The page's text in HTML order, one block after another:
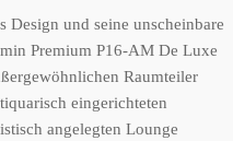
Design und seine unscheinbare
Premium P16-AM De Luxe
Raumteiler
eingerichteten
angelegten Lounge